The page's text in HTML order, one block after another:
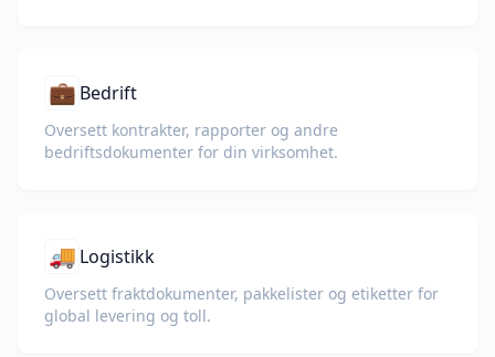
💼 Bedrift
Oversett kontrakter, rapporter og andre
bedriftsdokumenter for din virksomhet.
🚚 Logistikk
Oversett fraktdokumenter, pakkelister og etiketter for
global levering og toll.